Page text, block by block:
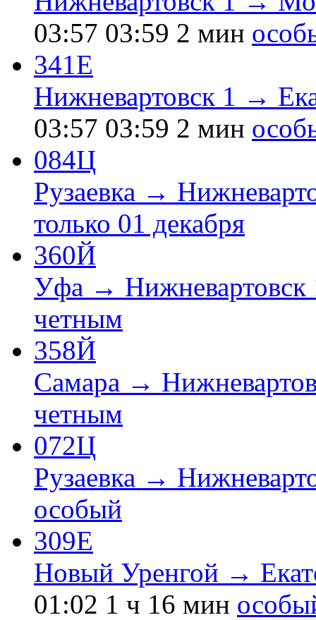
03:57 03:59 2 мин
341Е
Нижневартовск 1 →
03:57 03:59 2 мин
084Ц
Рузаевка →
только 01 декабря
360Й
Уфа → Нижневартовск
четным
358Й
Самара →
четным
072Ц
Рузаевка →
особый
309Е
Новый Уренгой →
01:02 1 ч 16 мин